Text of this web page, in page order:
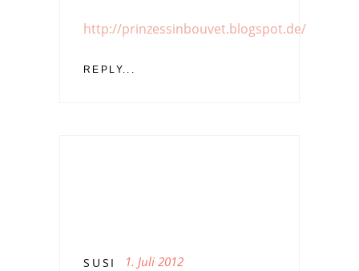
http://prinzessinbouvet.blogspot.de/
REPLY...
SUSI 1. Juli 2012